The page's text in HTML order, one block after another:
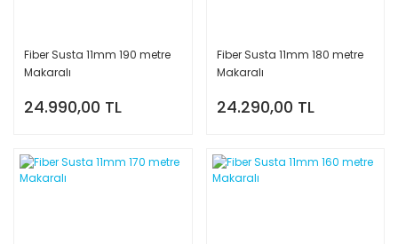
Fiber Susta 11mm 190 metre
Makaralı
24.990,00 TL
Fiber Susta 11mm 180 metre
Makaralı
24.290,00 TL